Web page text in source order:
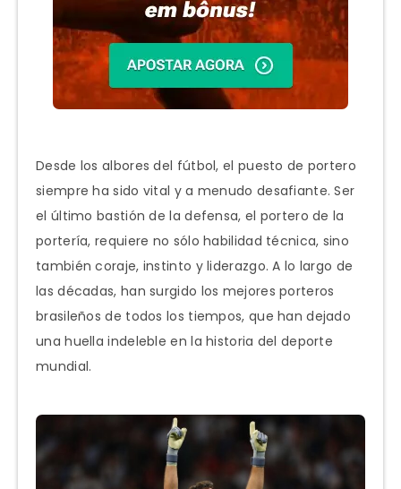
Desde los albores del fútbol, el puesto de portero
siempre ha sido vital y a menudo desafiante. Ser
el último bastión de la defensa, el portero de la
portería, requiere no sólo habilidad técnica, sino
también coraje, instinto y liderazgo. A lo largo de
las décadas, han surgido los mejores porteros
brasileños de todos los tiempos, que han dejado
una huella indeleble en la historia del deporte
mundial.